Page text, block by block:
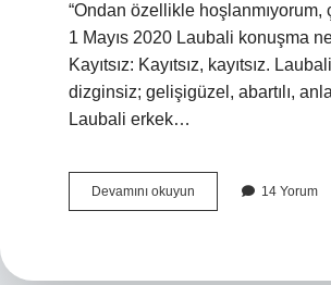
“Ondan özellikle hoşlanmıyorum,
1 Mayıs 2020 Laubali konuşma
Kayıtsız: Kayıtsız, kayıtsız.
dizginsiz; gelişigüzel, abartılı,
Laubali erkek…
Devamını okuyun Herkesle
Laubali
14 Yorum